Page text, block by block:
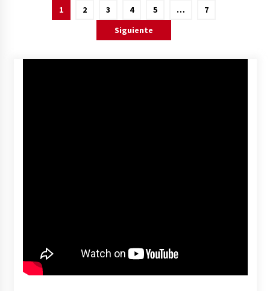
1 2 3 4 5 …
7
Siguiente